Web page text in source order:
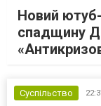
Новий
спадщину
Суспільство